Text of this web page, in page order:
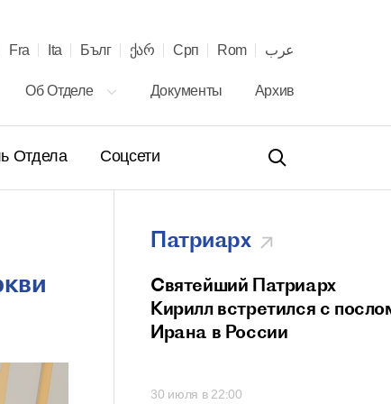
Fra Ita Бълг ქარ Срп Rom عرب
Об Отделе Документы Архив
Отдела Соцсети
Патриарх
Святейшего
Святейший Патриарх
Кирилл встретился с
Ирана в России
30 июля в 22:00